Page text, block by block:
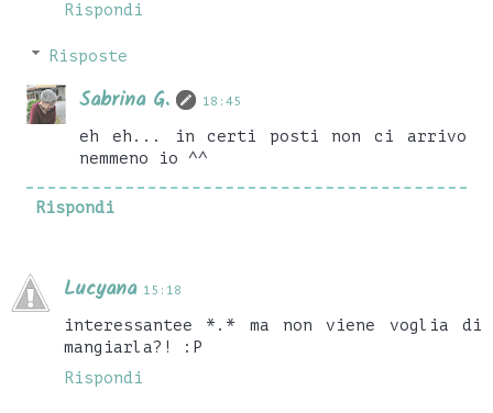
Rispondi
Risposte
Sabrina G. 18:45
eh eh... in certi posti non ci arrivo
nemmeno io ^^
Rispondi
Lucyana 15:18
interessantee *.* ma non viene voglia di
mangiarla?! :P
Rispondi